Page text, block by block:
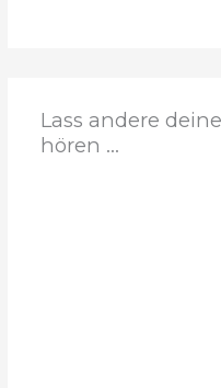
Lass andere
hören ...